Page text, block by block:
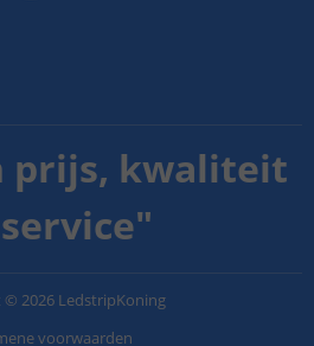
prijs, kwaliteit
"
© 2026 LedstripKoning
voorwaarden